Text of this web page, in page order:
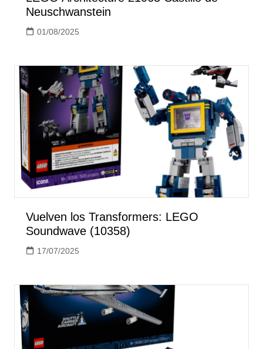
Neuschwanstein
01/08/2025
Vuelven los Transformers: LEGO
Soundwave (10358)
17/07/2025